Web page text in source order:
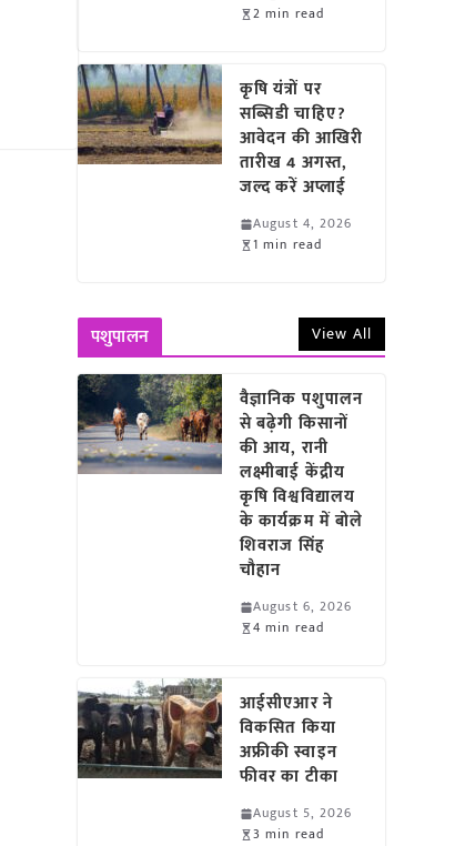
2 min read
कृषि यंत्रों पर
सब्सिडी चाहिए?
आवेदन की आखिरी
तारीख 4 अगस्त,
जल्द करें अप्लाई
August 4, 2026
1 min read
पशुपालन View All
वैज्ञानिक पशुपालन
से बढ़ेगी किसानों
की आय, रानी
लक्ष्मीबाई केंद्रीय
कृषि विश्वविद्यालय
के कार्यक्रम में बोले
शिवराज सिंह
चौहान
August 6, 2026
4 min read
आईसीएआर ने
विकसित किया
अफ्रीकी स्वाइन
फीवर का टीका
August 5, 2026
3 min read